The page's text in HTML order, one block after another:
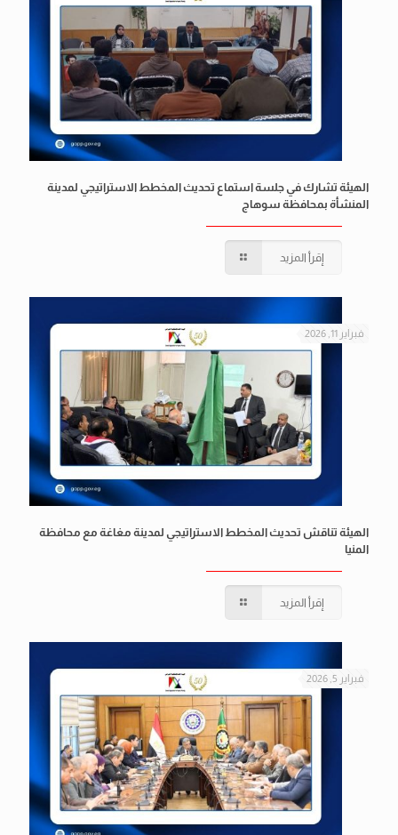
الهيئة تشارك في جلسة استماع تحديث المخطط الاستراتيجي لمدينة
المنشأة بمحافظة سوهاج
إقرأ المزيد
فبراير 11, 2026
الهيئة تناقش تحديث المخطط الاستراتيجي لمدينة مغاغة مع محافظة
المنيا
إقرأ المزيد
فبراير 5, 2026